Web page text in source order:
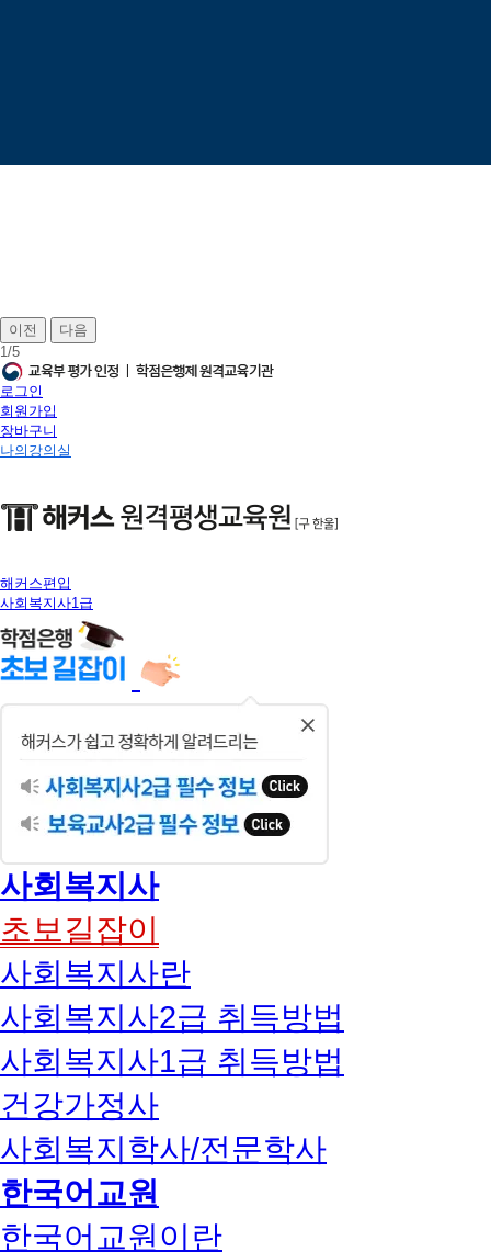
이전
다음
1/5
로그인
회원가입
장바구니
나의강의실
해커스편입
사회복지사1급
사회복지사
초보길잡이
사회복지사란
사회복지사2급 취득방법
사회복지사1급 취득방법
건강가정사
사회복지학사/전문학사
한국어교원
한국어교원이란